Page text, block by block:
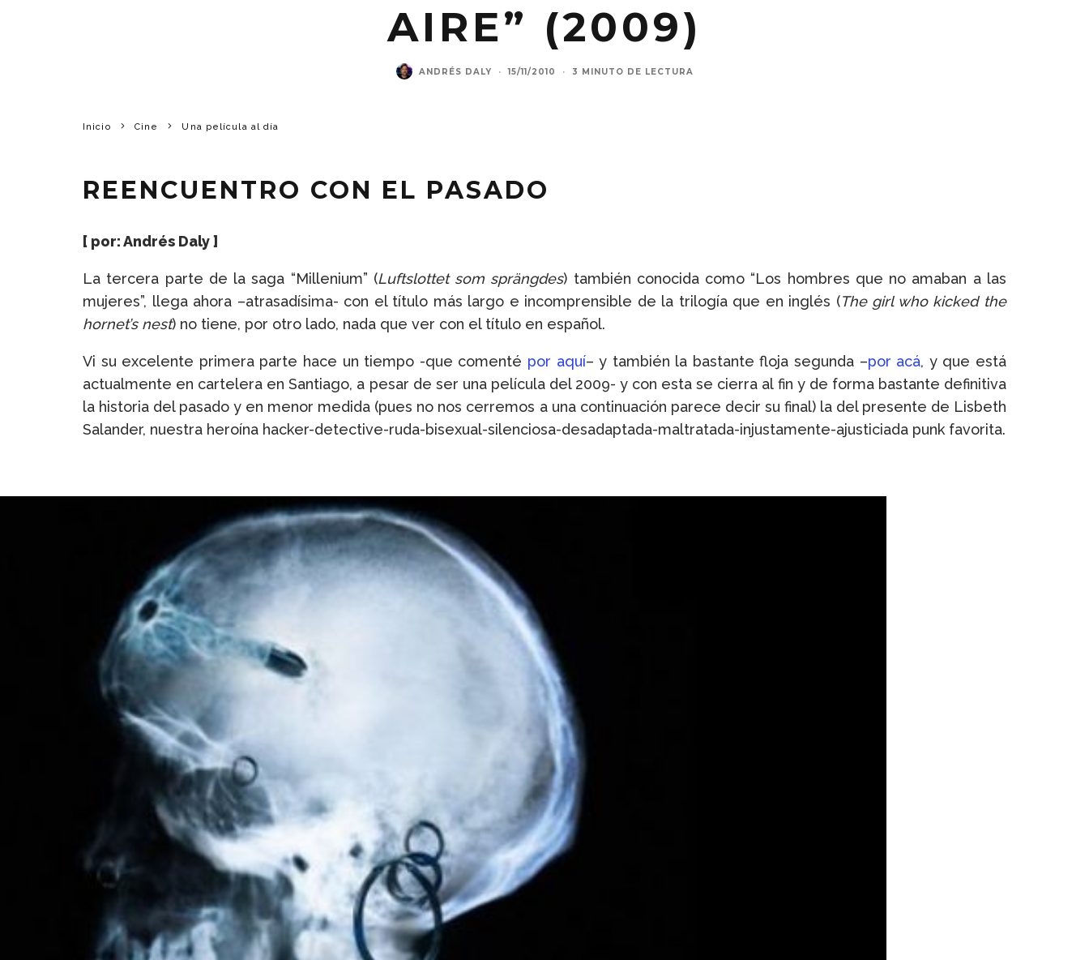
AIRE” (2009)
ANDRÉS DALY · 15/11/2010 · 3 MINUTO DE LECTURA
Inicio Cine Una película al día
REENCUENTRO CON EL PASADO
[ por: Andrés Daly ]
La tercera parte de la saga “Millenium” (Luftslottet som sprängdes) también conocida como “Los hombres que no amaban a las
mujeres”, llega ahora –atrasadísima- con el título más largo e incomprensible de la trilogía que en inglés (The girl who kicked the
hornet’s nest) no tiene, por otro lado, nada que ver con el título en español.
Vi su excelente primera parte hace un tiempo -que comenté por aquí– y también la bastante floja segunda –por acá, y que está
actualmente en cartelera en Santiago, a pesar de ser una película del 2009- y con esta se cierra al fin y de forma bastante definitiva
la historia del pasado y en menor medida (pues no nos cerremos a una continuación parece decir su final) la del presente de Lisbeth
Salander, nuestra heroína hacker-detective-ruda-bisexual-silenciosa-desadaptada-maltratada-injustamente-ajusticiada punk favorita.